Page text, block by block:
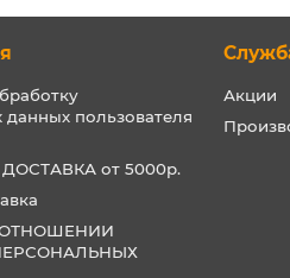
пользователя
от 5000р.
Акции